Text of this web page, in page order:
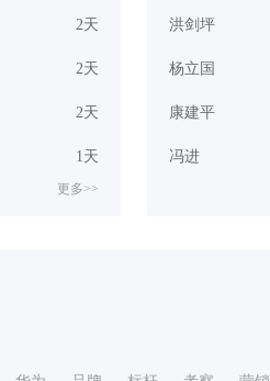
2天
2天
2天
1天
更多>>
洪剑坪
杨立国
康建平
冯进